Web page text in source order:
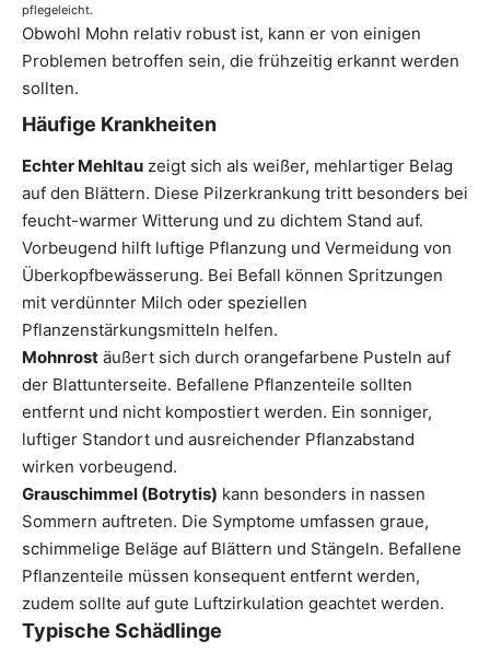
pflegeleicht.
Obwohl Mohn relativ robust ist, kann er von einigen
Problemen betroffen sein, die frühzeitig erkannt werden
sollten.
Häufige Krankheiten
Echter Mehltau zeigt sich als weißer, mehlartiger Belag
auf den Blättern. Diese Pilzerkrankung tritt besonders bei
feucht-warmer Witterung und zu dichtem Stand auf.
Vorbeugend hilft luftige Pflanzung und Vermeidung von
Überkopfbewässerung. Bei Befall können Spritzungen
mit verdünnter Milch oder speziellen
Pflanzenstärkungsmitteln helfen.
Mohnrost äußert sich durch orangefarbene Pusteln auf
der Blattunterseite. Befallene Pflanzenteile sollten
entfernt und nicht kompostiert werden. Ein sonniger,
luftiger Standort und ausreichender Pflanzabstand
wirken vorbeugend.
Grauschimmel (Botrytis) kann besonders in nassen
Sommern auftreten. Die Symptome umfassen graue,
schimmelige Beläge auf Blättern und Stängeln. Befallene
Pflanzenteile müssen konsequent entfernt werden,
zudem sollte auf gute Luftzirkulation geachtet werden.
Typische Schädlinge